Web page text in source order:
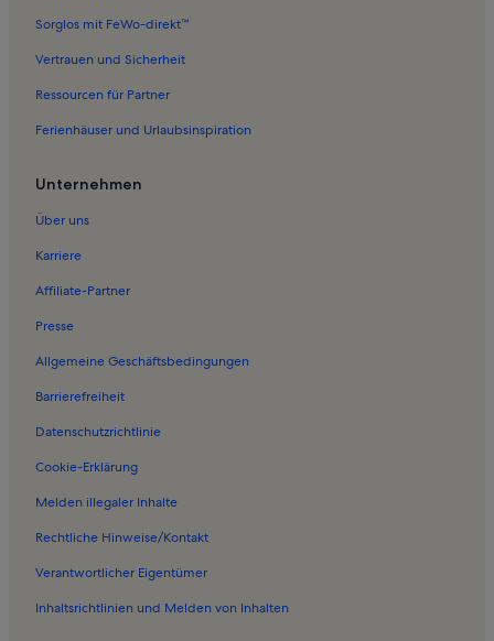
Sorglos mit FeWo-direkt™
Vertrauen und Sicherheit
Ressourcen für Partner
Ferienhäuser und Urlaubsinspiration
Unternehmen
Über uns
Karriere
Affiliate-Partner
Presse
Allgemeine Geschäftsbedingungen
Barrierefreiheit
Datenschutzrichtlinie
Cookie-Erklärung
Melden illegaler Inhalte
Rechtliche Hinweise/Kontakt
Verantwortlicher Eigentümer
Inhaltsrichtlinien und Melden von Inhalten